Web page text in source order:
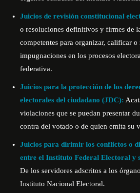
Juicios de revisión constitucional
o resoluciones definitivos y firmes de
competentes para organizar, calificar o
impugnaciones en los procesos
federativa.
Juicios para la protección de los
electorales del ciudadano (JDC):
violaciones que se puedan presentar
contra del votado o de quien emita su
Juicios para dirimir los conflictos o
entre el Instituto Federal Electoral y
De los servidores adscritos a los
Instituto Nacional Electoral.